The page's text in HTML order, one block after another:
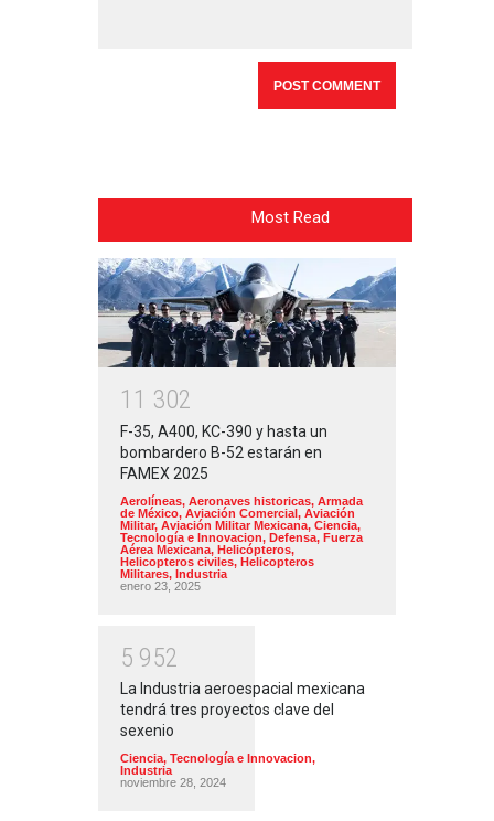
Most Read
1 1 302
F-35, A400, KC-390 y hasta un
bombardero B-52 estarán en
FAMEX 2025
Aerolíneas, Aeronaves historicas, Armada
de México, Aviación Comercial, Aviación
Militar, Aviación Militar Mexicana, Ciencia,
Tecnología e Innovacion, Defensa, Fuerza
Aérea Mexicana, Helicópteros,
Helicopteros civiles, Helicopteros
Militares, Industria
enero 23, 2025
5 952
La Industria aeroespacial mexicana
tendrá tres proyectos clave del
sexenio
Ciencia, Tecnología e Innovacion,
Industria
noviembre 28, 2024